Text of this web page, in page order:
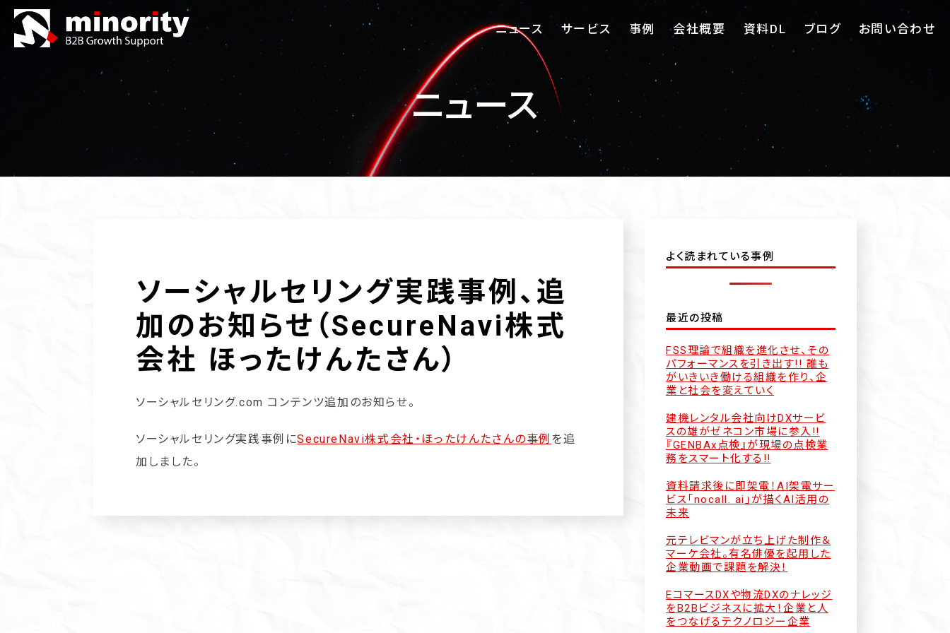
ニュース
ニュース サービス 事例 会社概要 資料DL ブログ お問い合わせ
ソーシャルセリング実践事例、追
加のお知らせ（SecureNavi株式
会社 ほったけんたさん）
ソーシャルセリング.com コンテンツ追加のお知らせ。
ソーシャルセリング実践事例にSecureNavi株式会社・ほったけんたさんの事例 を追
加しました。
よく読まれている事例
最近の投稿
FSS理論で組織を進化させ、その
パフォーマンスを引き出す!! 誰も
がいきいき働ける組織を作り、企
業と社会を変えていく
建機レンタル会社向けDXサービ
スの雄がゼネコン市場に参入!!
『GENBAx点検』が現場の点検業
務をスマート化する!!
資料請求後に即架電！AI架電サー
ビス「nocall. ai」が描くAI活用の
未来
元テレビマンが立ち上げた制作＆
マーケ会社。有名俳優を起用した
企業動画で課題を解決！
EコマースDXや物流DXのナレッジ
をB2Bビジネスに拡大！企業と人
をつなげるテクノロジー企業